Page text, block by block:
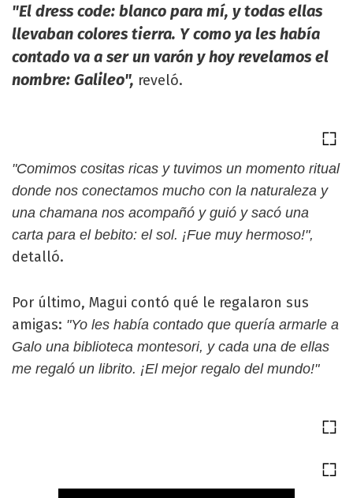
"El dress code: blanco para mí, y todas ellas
llevaban colores tierra. Y como ya les había
contado va a ser un varón y hoy revelamos el
nombre: Galileo", reveló.
"Comimos cositas ricas y tuvimos un momento ritual
donde nos conectamos mucho con la naturaleza y
una chamana nos acompañó y guió y sacó una
carta para el bebito: el sol. ¡Fue muy hermoso!",
detalló.
Por último, Magui contó qué le regalaron sus
amigas: "Yo les había contado que quería armarle a
Galo una biblioteca montesori, y cada una de ellas
me regaló un librito. ¡El mejor regalo del mundo!"